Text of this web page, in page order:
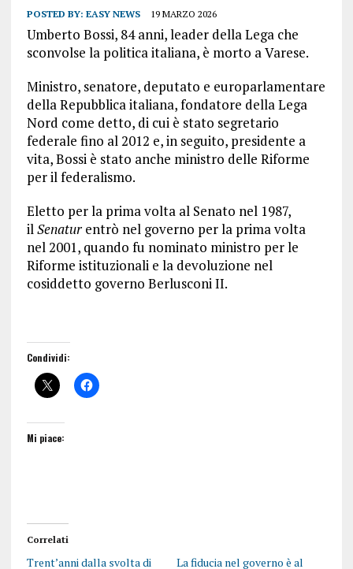
POSTED BY: EASY NEWS 19 MARZO 2026
Umberto Bossi, 84 anni, leader della Lega che
sconvolse la politica italiana, è morto a Varese.
Ministro, senatore, deputato e europarlamentare
della Repubblica italiana, fondatore della Lega
Nord come detto, di cui è stato segretario
federale fino al 2012 e, in seguito, presidente a
vita, Bossi è stato anche ministro delle Riforme
per il federalismo.
Eletto per la prima volta al Senato nel 1987,
ilSenatur entrò nel governo per la prima volta
nel 2001, quando fu nominato ministro per le
Riforme istituzionali e la devoluzione nel
cosiddetto governo Berlusconi II.
Condividi:
Mi piace:
Correlati
Trent’anni dalla svolta di
La fiducia nel governo è al